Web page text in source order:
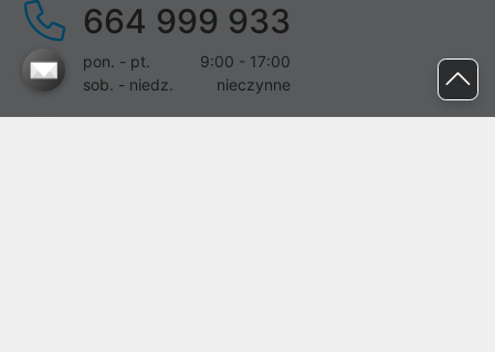
664 999 933
pon. - pt.
9:00 - 17:00
sob. - niedz.
nieczynne